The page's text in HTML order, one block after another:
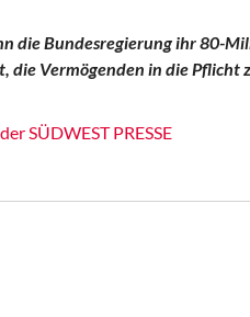
die Bundesregierung ihr 80-
die Vermögenden in die Pflicht
SÜDWEST PRESSE